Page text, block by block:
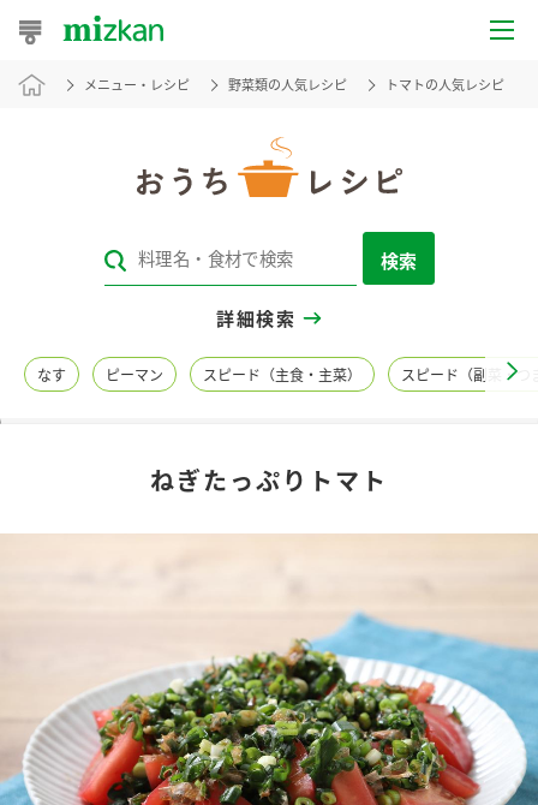
おうちレシピ
レシピカテゴリ一覧
レシピ名特集
調味酢
お酢ドリンク ぽん酢
キャンペーン情報
ブランド・スペシャルサイト
ブランド・スペシャルサイト トップ
メニュー・レシピ 野菜類の人気レシピ トマトの人気レシピ
検索
詳細検索
なす ピーマン スピード（主食・主菜） スピード（副菜・つ
ねぎたっぷりトマト